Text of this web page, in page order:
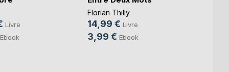
Livre
Ebook
Florian Thilly
14,99 € Livre
3,99 € Ebook